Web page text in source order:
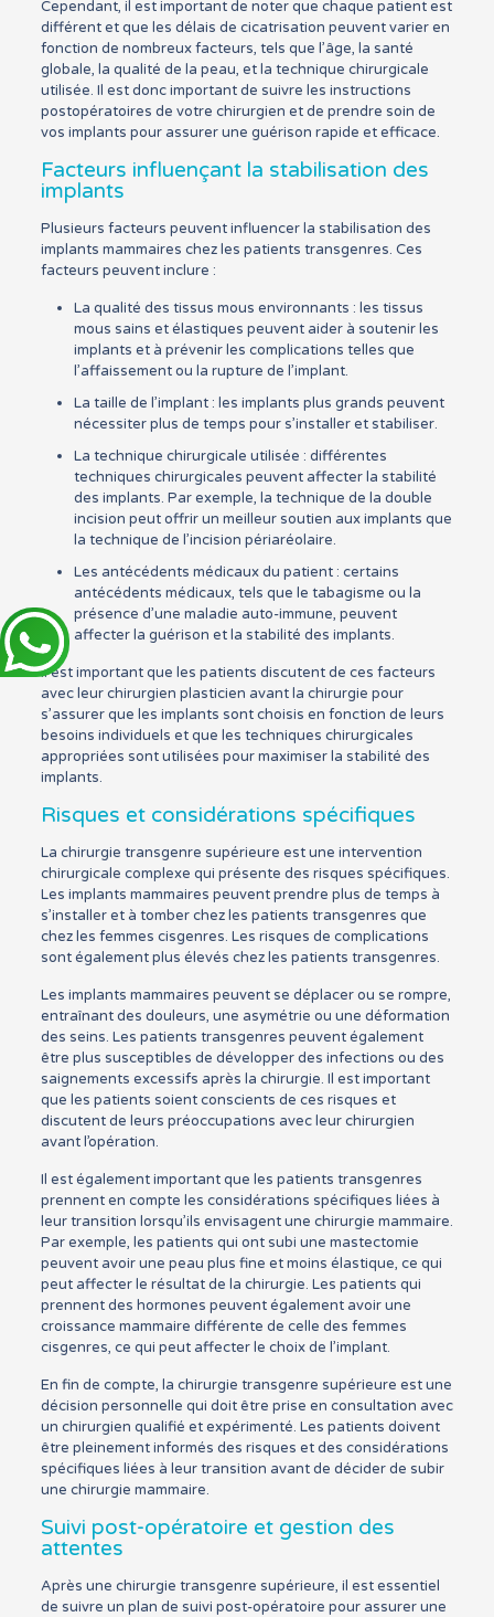
Cependant, il est important de noter que chaque patient est
différent et que les délais de cicatrisation peuvent varier en
fonction de nombreux facteurs, tels que l’âge, la santé
globale, la qualité de la peau, et la technique chirurgicale
utilisée. Il est donc important de suivre les instructions
postopératoires de votre chirurgien et de prendre soin de
vos implants pour assurer une guérison rapide et efficace.
Facteurs influençant la stabilisation des
implants
Plusieurs facteurs peuvent influencer la stabilisation des
implants mammaires chez les patients transgenres. Ces
facteurs peuvent inclure :
La qualité des tissus mous environnants : les tissus
mous sains et élastiques peuvent aider à soutenir les
implants et à prévenir les complications telles que
l’affaissement ou la rupture de l’implant.
La taille de l’implant : les implants plus grands peuvent
nécessiter plus de temps pour s’installer et stabiliser.
La technique chirurgicale utilisée : différentes
techniques chirurgicales peuvent affecter la stabilité
des implants. Par exemple, la technique de la double
incision peut offrir un meilleur soutien aux implants que
la technique de l’incision périaréolaire.
Les antécédents médicaux du patient : certains
antécédents médicaux, tels que le tabagisme ou la
présence d’une maladie auto-immune, peuvent
affecter la guérison et la stabilité des implants.
Il est important que les patients discutent de ces facteurs
avec leur chirurgien plasticien avant la chirurgie pour
s’assurer que les implants sont choisis en fonction de leurs
besoins individuels et que les techniques chirurgicales
appropriées sont utilisées pour maximiser la stabilité des
implants.
Risques et considérations spécifiques
La chirurgie transgenre supérieure est une intervention
chirurgicale complexe qui présente des risques spécifiques.
Les implants mammaires peuvent prendre plus de temps à
s’installer et à tomber chez les patients transgenres que
chez les femmes cisgenres. Les risques de complications
sont également plus élevés chez les patients transgenres.
Les implants mammaires peuvent se déplacer ou se rompre,
entraînant des douleurs, une asymétrie ou une déformation
des seins. Les patients transgenres peuvent également
être plus susceptibles de développer des infections ou des
saignements excessifs après la chirurgie. Il est important
que les patients soient conscients de ces risques et
discutent de leurs préoccupations avec leur chirurgien
avant l’opération.
Il est également important que les patients transgenres
prennent en compte les considérations spécifiques liées à
leur transition lorsqu’ils envisagent une chirurgie mammaire.
Par exemple, les patients qui ont subi une mastectomie
peuvent avoir une peau plus fine et moins élastique, ce qui
peut affecter le résultat de la chirurgie. Les patients qui
prennent des hormones peuvent également avoir une
croissance mammaire différente de celle des femmes
cisgenres, ce qui peut affecter le choix de l’implant.
En fin de compte, la chirurgie transgenre supérieure est une
décision personnelle qui doit être prise en consultation avec
un chirurgien qualifié et expérimenté. Les patients doivent
être pleinement informés des risques et des considérations
spécifiques liées à leur transition avant de décider de subir
une chirurgie mammaire.
Suivi post-opératoire et gestion des
attentes
Après une chirurgie transgenre supérieure, il est essentiel
de suivre un plan de suivi post-opératoire pour assurer une